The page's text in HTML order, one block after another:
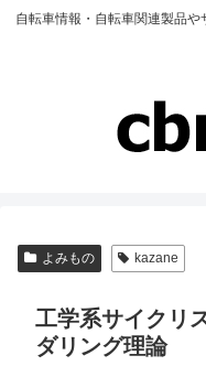
自転車情報・自転車関連製品
よみもの kazane
工学系サイクリ
ダリング理論